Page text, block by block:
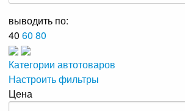
выводить по:
40 60 80
Категории автотоваров
Настроить фильтры
Цена